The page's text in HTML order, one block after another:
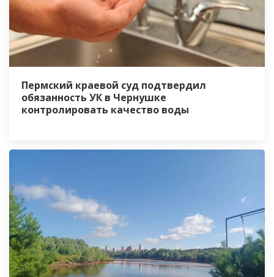
Пермский краевой суд подтвердил
обязанность УК в Чернушке
контролировать качество воды